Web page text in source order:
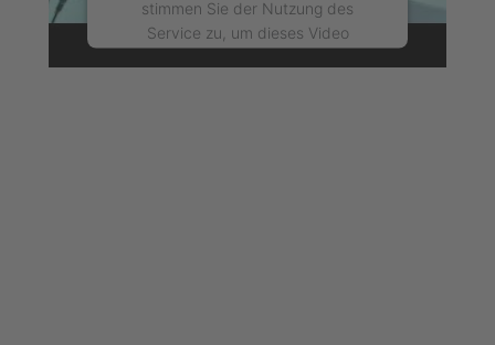
stimmen Sie der Nutzung des
Service zu, um dieses Video